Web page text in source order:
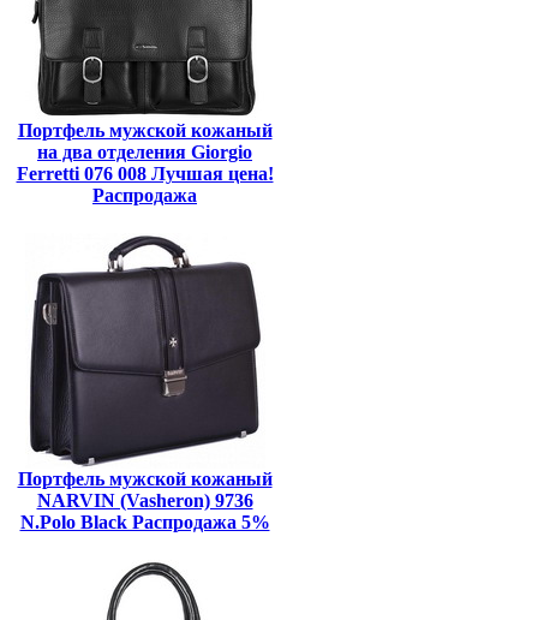
Портфель мужской кожаный
на два отделения Giorgio
Ferretti 076 008 Лучшая цена!
Распродажа
Портфель мужской кожаный
NARVIN (Vasheron) 9736
N.Polo Black Распродажа 5%